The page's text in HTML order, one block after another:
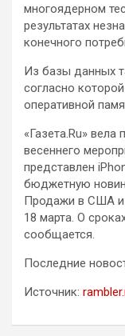
многоядерном
результатах
конечного
Из базы данных
согласно
оперативной
«Газета.Ru»
весеннего
представлен
бюджетную
Продажи в США и
18 марта. О
сообщается.
Последние
Источник: